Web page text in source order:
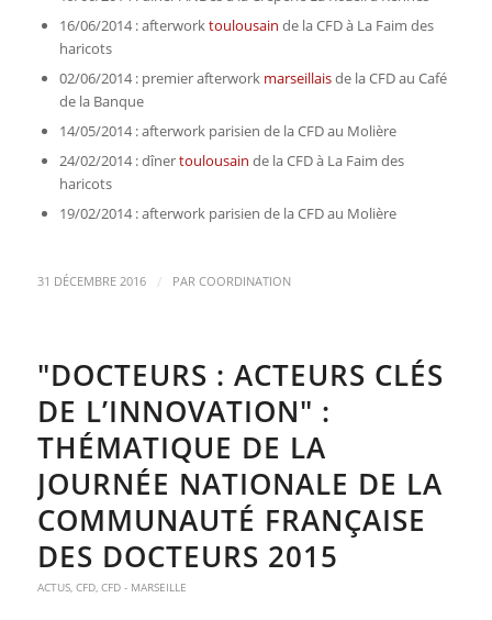
16/06/2014 : afterworktoulousain de la CFD à La Faim des
haricots
02/06/2014 : premier afterwork marseillaisde la CFD au Café
de la Banque
14/05/2014 : afterwork parisien de la CFD au Molière
24/02/2014 : dînertoulousain de la CFD à La Faim des
haricots
19/02/2014 : afterwork parisien de la CFD au Molière
31 DÉCEMBRE 2016 / PAR COORDINATION
"DOCTEURS : ACTEURS CLÉS
DE L’INNOVATION" :
THÉMATIQUE DE LA
JOURNÉE NATIONALE DE LA
COMMUNAUTÉ FRANÇAISE
DES DOCTEURS 2015
ACTUS, CFD, CFD - MARSEILLE